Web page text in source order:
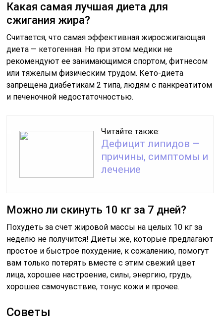
Какая самая лучшая диета для
сжигания жира?
Считается, что самая эффективная жиросжигающая
диета — кетогенная. Но при этом медики не
рекомендуют ее занимающимся спортом, фитнесом
или тяжелым физическим трудом. Кето-диета
запрещена диабетикам 2 типа, людям с панкреатитом
и печеночной недостаточностью.
Читайте также:
Дефицит липидов —
причины, симптомы и
лечение
Можно ли скинуть 10 кг за 7 дней?
Похудеть за счет жировой массы на целых 10 кг за
неделю не получится! Диеты же, которые предлагают
простое и быстрое похудение, к сожалению, помогут
вам только потерять вместе с этим свежий цвет
лица, хорошее настроение, силы, энергию, грудь,
хорошее самочувствие, тонус кожи и прочее.
Советы